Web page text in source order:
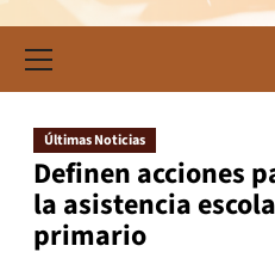
Últimas Noticias
Definen acciones
la asistencia
primario